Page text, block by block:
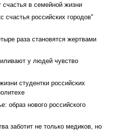
счастья в семейной жизни
счастья российских городов"
раза становятся жертвами
у людей чувство
студентки российских
образ нового российского
заботит не только медиков, но